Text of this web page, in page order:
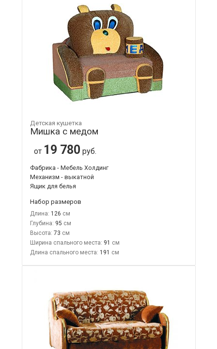
Детская кушетка
Мишка с медом
от 19 780 руб.
Фабрика - Мебель Холдинг
Механизм - выкатной
Ящик для белья
Набор размеров
Длина: 126
Глубина: 95
Высота: 73
Ширина спального места: 91
Длина спального места: 191